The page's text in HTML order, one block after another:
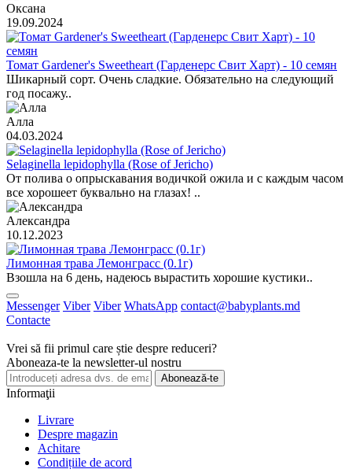
Оксана
19.09.2024
Томат Gardener's Sweetheart (Гарденерс Свит Харт) - 10 семян
Шикарный сорт. Очень сладкие. Обязательно на следующий
год посажу..
Алла
04.03.2024
Selaginella lepidophylla (Rose of Jericho)
От полива о опрыскавания водичкой ожила и с каждым часом
все хорошеет буквально на глазах! ..
Александра
10.12.2023
Лимонная трава Лемонграсс (0.1г)
Взошла на 6 день, надеюсь вырастить хорошие кустики..
Messenger Viber Viber WhatsApp contact@babyplants.md
Contacte
Vrei să fii primul care știe despre reduceri?
Aboneaza-te la newsletter-ul nostru
Abonează-te
Informaţii
Livrare
Despre magazin
Achitare
Condițiile de acord